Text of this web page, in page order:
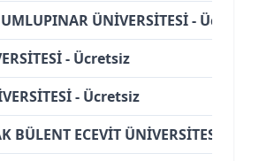
ÜNİVERSİTESİ - Ücretsiz
- Ücretsiz
- Ücretsiz
BÜLENT ECEVİT ÜNİVERSİTESİ -